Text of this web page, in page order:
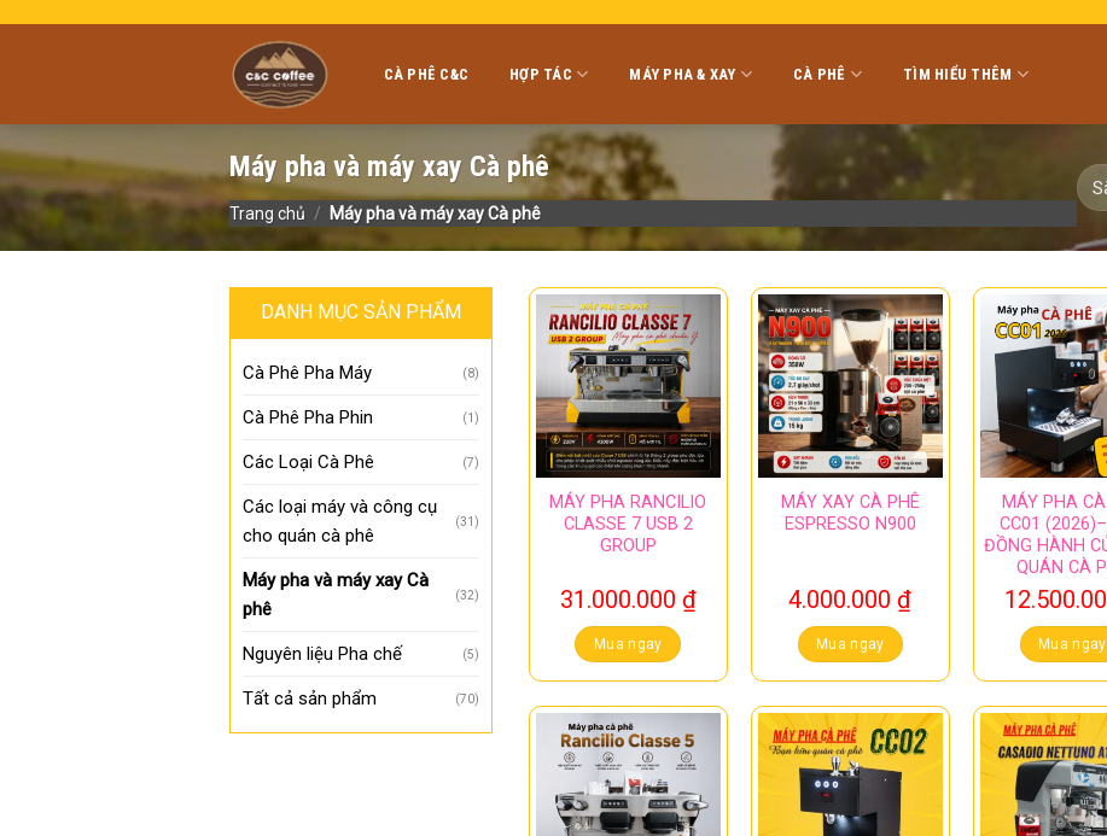
CÀ PHÊ C&C HỢP TÁC MÁY PHA & XAY CÀ PHÊ TÌM HIỂU THÊM
Máy pha và máy xay Cà phê
Trang chủ / Máy pha và máy xay Cà phê
DANH MỤC SẢN PHẨM
Cà Phê Pha Máy (8)
Cà Phê Pha Phin (1)
Các Loại Cà Phê (7)
Các loại máy và công cụ
cho quán cà phê
(31)
Máy pha và máy xay Cà
phê
(32)
Nguyên liệu Pha chế (5)
Tất cả sản phẩm (70)
MÁY PHA RANCILIO
CLASSE 7 USB 2
GROUP
31.000.000 ₫
Mua ngay
MÁY XAY CÀ PHÊ
ESPRESSO N900
4.000.000 ₫
Mua ngay
MÁY PHA
CC01
ĐỒNG HÀNH
QUÁN CÀ
Mua ngay